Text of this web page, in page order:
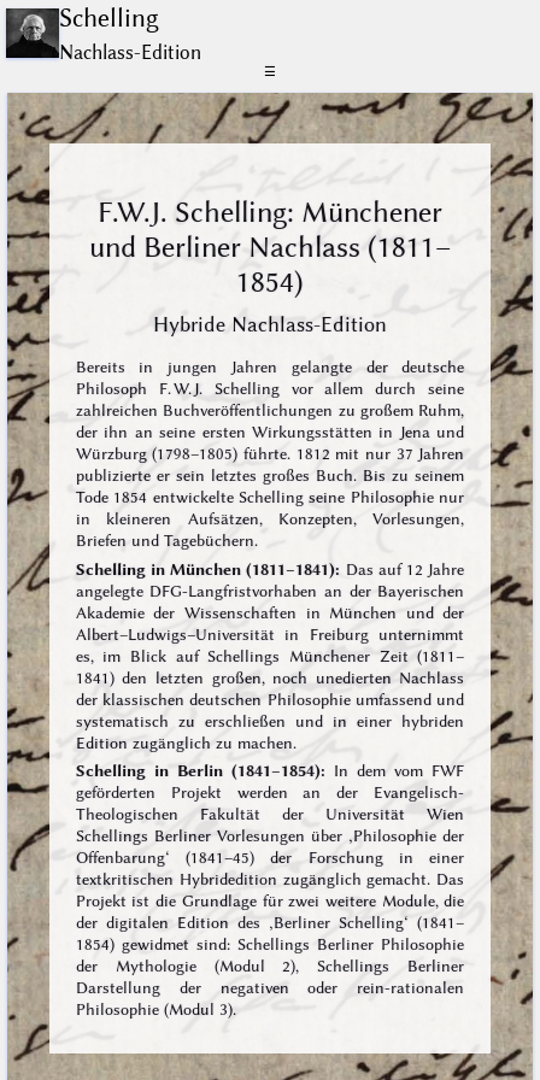
Schelling
Nachlass-Edition
☰
F.W.J. Schelling: Münchener
und Berliner Nachlass (1811–
1854)
Hybride Nachlass-Edition
Bereits in jungen Jahren gelangte der deutsche
Philosoph F. W. J. Schelling vor allem durch seine
zahlreichen Buchveröffentlichungen zu großem Ruhm,
der ihn an seine ersten Wirkungsstätten in Jena und
Würzburg (1798–1805) führte. 1812 mit nur 37 Jahren
publizierte er sein letztes großes Buch. Bis zu seinem
Tode 1854 entwickelte Schelling seine Philosophie nur
in kleineren Aufsätzen, Konzepten, Vorlesungen,
Briefen und Tagebüchern.
Schelling in München (1811–1841): Das auf 12 Jahre
angelegte DFG-Langfrist­vorhaben an der Bayerischen
Akademie der Wissenschaften in München und der
Albert–Ludwigs–Universität in Freiburg unternimmt
es, im Blick auf Schellings Münchener Zeit (1811–
1841) den letzten großen, noch unedierten Nachlass
der klassischen deutschen Philosophie umfassend und
systematisch zu erschließen und in einer hybriden
Edition zugänglich zu machen.
Schelling in Berlin (1841–1854): In dem vom FWF
geförderten Projekt werden an der Evangelisch-
Theologischen Fakultät der Universität Wien
Schellings Berliner Vorlesungen über ‚Philosophie der
Offenbarung‘ (1841–45) der Forschung in einer
textkritischen Hybridedition zugänglich gemacht. Das
Projekt ist die Grundlage für zwei weitere Module, die
der digitalen Edition des ‚Berliner Schelling‘ (1841–
1854) gewidmet sind: Schellings Berliner Philosophie
der Mythologie (Modul 2), Schellings Berliner
Darstellung der negativen oder rein-rationalen
Philosophie (Modul 3).